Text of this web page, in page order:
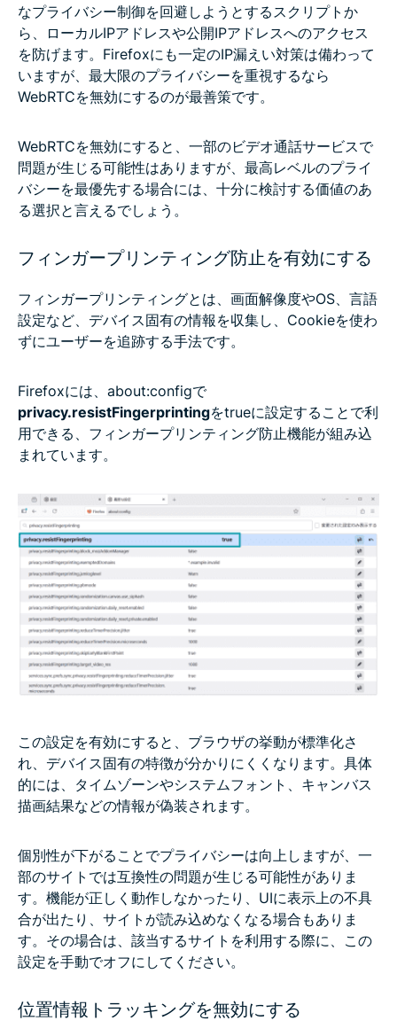
なプライバシー制御を回避しようとするスクリプトか
ら、ローカルIPアドレスや公開IPアドレスへのアクセス
を防げます。Firefoxにも一定のIP漏えい対策は備わって
いますが、最大限のプライバシーを重視するなら
WebRTCを無効にするのが最善策です。
WebRTCを無効にすると、一部のビデオ通話サービスで
問題が生じる可能性はありますが、最高レベルのプライ
バシーを最優先する場合には、十分に検討する価値のあ
る選択と言えるでしょう。
フィンガープリンティング防止を有効にする
フィンガープリンティングとは、画面解像度やOS、言語
設定など、デバイス固有の情報を収集し、Cookieを使わ
ずにユーザーを追跡する手法です。
Firefoxには、about:configで
privacy.resistFingerprintingをtrueに設定することで利
用できる、フィンガープリンティング防止機能が組み込
まれています。
この設定を有効にすると、ブラウザの挙動が標準化さ
れ、デバイス固有の特徴が分かりにくくなります。具体
的には、タイムゾーンやシステムフォント、キャンバス
描画結果などの情報が偽装されます。
個別性が下がることでプライバシーは向上しますが、一
部のサイトでは互換性の問題が生じる可能性がありま
す。機能が正しく動作しなかったり、UIに表示上の不具
合が出たり、サイトが読み込めなくなる場合もありま
す。その場合は、該当するサイトを利用する際に、この
設定を手動でオフにしてください。
位置情報トラッキングを無効にする